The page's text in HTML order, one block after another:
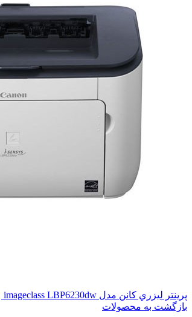
پرينتر ليزري کانن مدل imageclass LBP6230dw
بازگشت به محصولات